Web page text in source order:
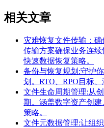
相关文章
灾难恢复文件传输：
传输方案确保业务连
快速数据恢复策略。
备份与恢复规划:守护
划。RTO、RPO目标
文件生命周期管理:从
期。涵盖数字资产创
策略。
文件元数据管理:让组